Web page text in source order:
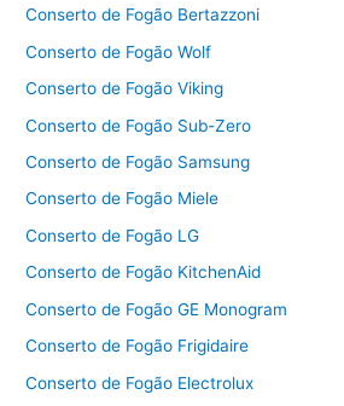
Conserto de Fogão Bertazzoni
Conserto de Fogão Wolf
Conserto de Fogão Viking
Conserto de Fogão Sub-Zero
Conserto de Fogão Samsung
Conserto de Fogão Miele
Conserto de Fogão LG
Conserto de Fogão KitchenAid
Conserto de Fogão GE Monogram
Conserto de Fogão Frigidaire
Conserto de Fogão Electrolux